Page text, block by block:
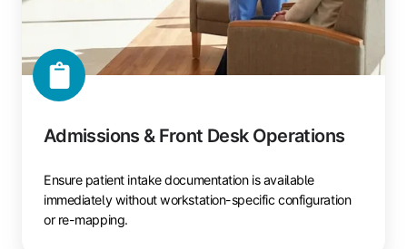
Admissions & Front Desk Operations
Ensure patient intake documentation is available
immediately without workstation-specific configuration
or re-mapping.